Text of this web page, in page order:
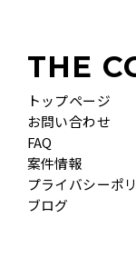
THE
トップページ
お問い合わせ
FAQ
案件情報
プライバシーポ
ブログ